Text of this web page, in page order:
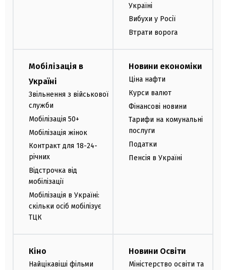
Україні
Вибухи у Росії
Втрати ворога
Мобілізація в
Україні
Звільнення з військової
служби
Мобілізація 50+
Мобілізація жінок
Контракт для 18-24-
річних
Відстрочка від
мобілізації
Мобілізація в Україні:
скільки осіб мобілізує
ТЦК
Новини економіки
Ціна нафти
Курси валют
Фінансові новини
Тарифи на комунальні
послуги
Податки
Пенсія в Україні
Кіно
Найцікавіші фільми
Новини Освіти
Міністерство освіти та